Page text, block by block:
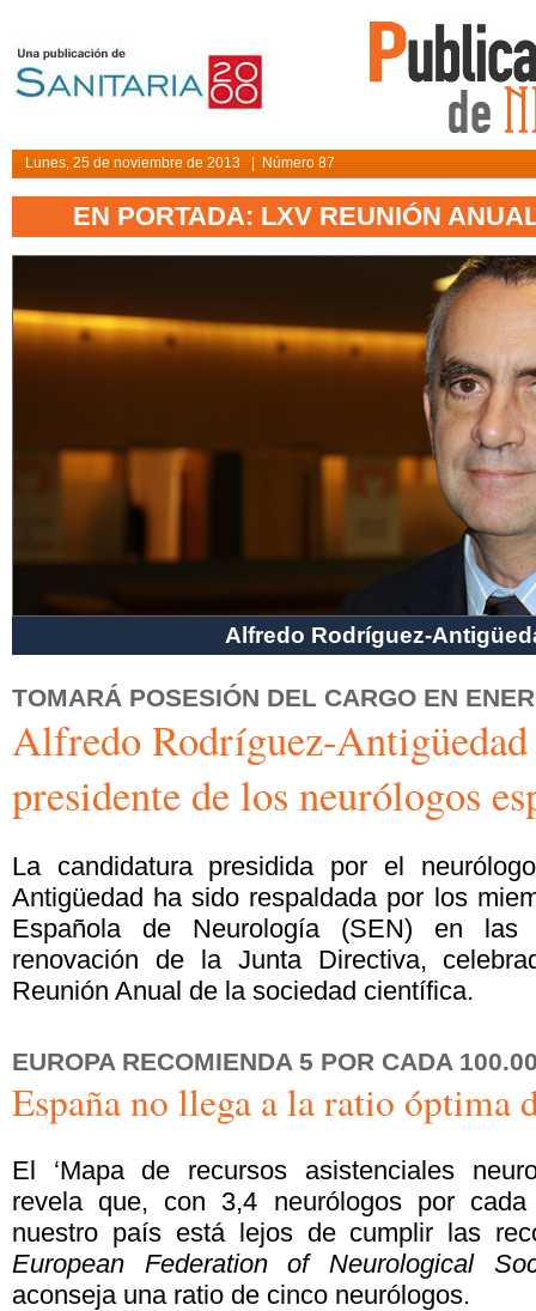
Lunes, 25 de noviembre de 2013 | Número 87
EN PORTADA: LXV REUNIÓN
Alfredo Rodríguez-
TOMARÁ POSESIÓN DEL CARGO EN
Alfredo Rodríguez-Antigüedad
presidente de los neurólogos
La candidatura presidida por el
Antigüedad ha sido respaldada por los
Española de Neurología (SEN) en las
renovación de la Junta Directiva,
Reunión Anual de la sociedad científica.
EUROPA RECOMIENDA 5 POR CADA
España no llega a la ratio óptima
El ‘Mapa de recursos asistenciales
revela que, con 3,4 neurólogos por cada
nuestro país está lejos de cumplir las
European Federation of Neurological
aconseja una ratio de cinco neurólogos.